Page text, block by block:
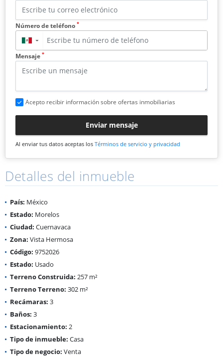
Número de teléfono *
▼
Mensaje *
Acepto recibir información sobre ofertas inmobiliarias
Enviar mensaje
Al enviar tus datos aceptas los Términos de servicio y privacidad
Detalles del inmueble
País: México
Estado: Morelos
Ciudad: Cuernavaca
Zona: Vista Hermosa
Código: 9752026
Estado: Usado
Terreno Construida: 257 m²
Terreno Terreno: 302 m²
Recámaras: 3
Baños: 3
Estacionamiento: 2
Tipo de inmueble: Casa
Tipo de negocio: Venta